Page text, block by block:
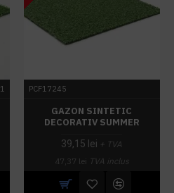
PCF17245
GAZON SINTETIC
DECORATIV SUMMER
39,15 lei + TVA
47,37 lei TVA inclus